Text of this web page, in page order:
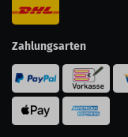
Zahlungsarten